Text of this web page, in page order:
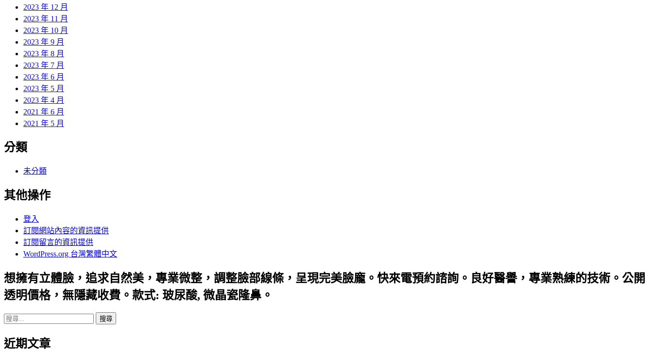
2023 年 12 月
2023 年 11 月
2023 年 10 月
2023 年 9 月
2023 年 8 月
2023 年 7 月
2023 年 6 月
2023 年 5 月
2023 年 4 月
2021 年 6 月
2021 年 5 月
分類
未分類
其他操作
登入
訂閱網站內容的資訊提供
訂閱留言的資訊提供
WordPress.org 台灣繁體中文
想擁有立體臉，追求自然美，專業微整，調整臉部線條，呈現完美臉龐。快來電預約諮詢。良好醫譽，專業熟練的技術。公開
透明價格，無隱藏收費。款式: 玻尿酸, 微晶瓷隆鼻。
搜
關
近期文章